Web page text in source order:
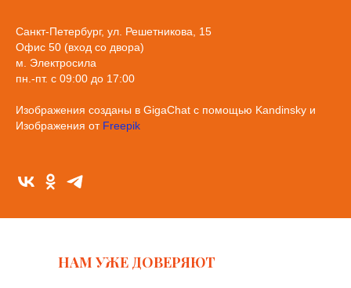
Санкт-Петербург, ул. Решетникова, 15
Офис 50 (вход со двора)
м. Электросила
пн.-пт. с 09:00 до 17:00
Изображения созданы в GigaChat с помощью Kandinsky и
Изображения от Freepik
НАМ УЖЕ ДОВЕРЯЮТ